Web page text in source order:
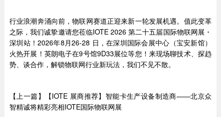
行业浪潮奔涌向前，物联网赛道正迎来新一轮发展机遇。值此变革
之际，我们诚挚邀请您莅临IOTE 2026 第二十五届国际物联网展・
深圳站！2026年8月26-28 日，在深圳国际会展中心（宝安新馆）
火热开展！英朗电子在9号馆9D33展位等您！来现场聊技术、探趋
势、谈合作，解锁物联网行业新玩法，我们不见不散。
【上一篇】【IOTE 展商推荐】智能卡生产设备制造商——北京众
智精诚将精彩亮相IOTE国际物联网展